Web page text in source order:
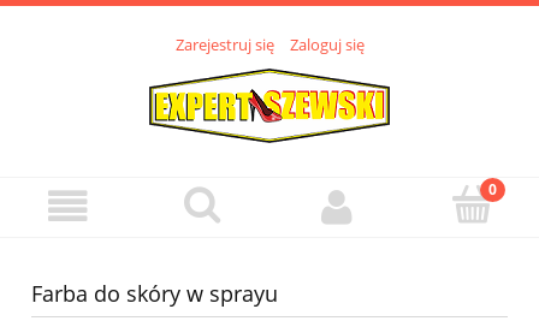
Zarejestruj się Zaloguj się
Farba do skóry w sprayu